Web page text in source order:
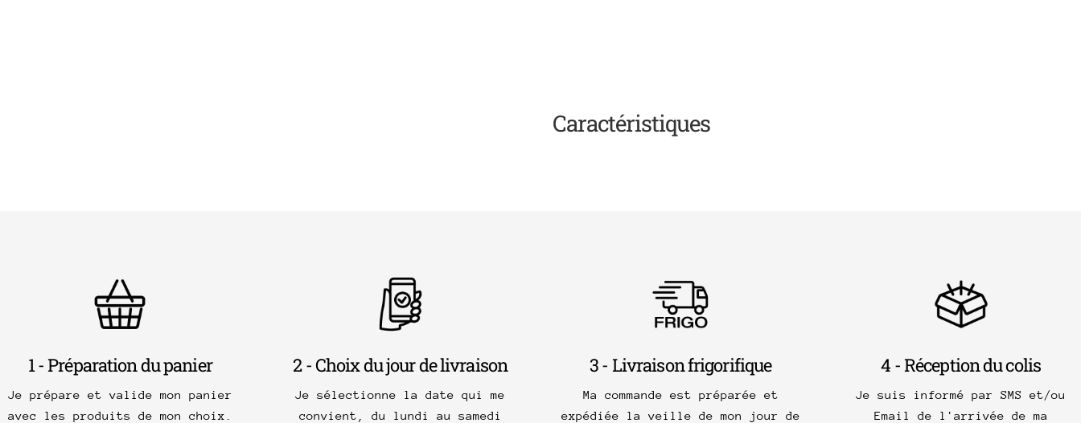
Caractéristiques
1 - Préparation du panier
Je prépare et valide mon panier
avec les produits de mon choix.
2 - Choix du jour de livraison
Je sélectionne la date qui me
convient, du lundi au samedi
3 - Livraison frigorifique
Ma commande est préparée et
expédiée la veille de mon jour de
4 - Réception du colis
Je suis informé par SMS et/ou
Email de l'arrivée de ma